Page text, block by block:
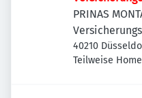
PRINAS
40210
Teilweise